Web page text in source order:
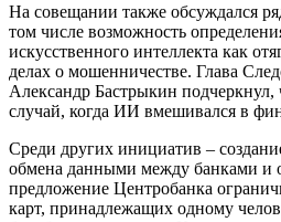
На совещании также обсуждался
том числе возможность
искусственного интеллекта как
делах о мошенничестве. Глава
Александр Бастрыкин
случай, когда ИИ вмешивался в
Среди других инициатив –
обмена данными между банками и
предложение Центробанка
карт, принадлежащих одному